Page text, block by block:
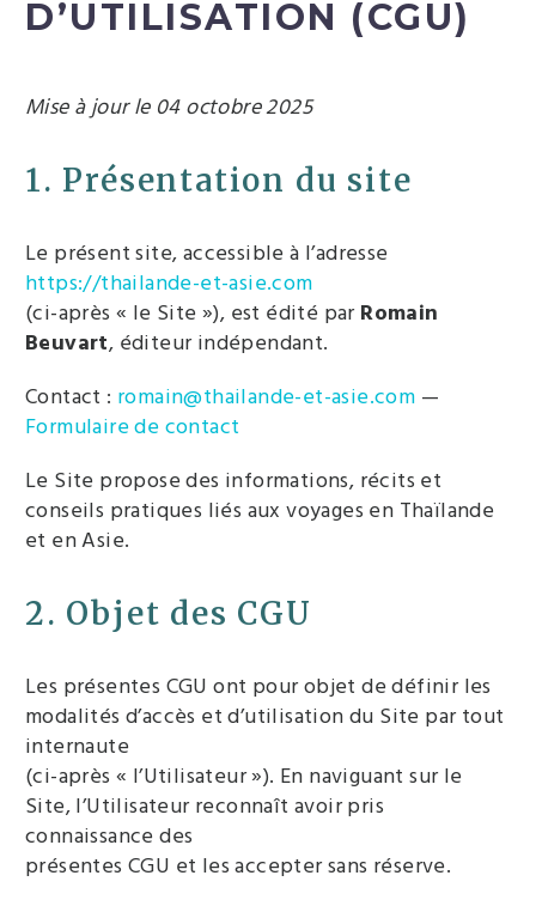
D’UTILISATION (CGU)
Mise à jour le 04 octobre 2025
1. Présentation du site
Le présent site, accessible à l’adresse
https://thailande-et-asie.com
(ci-après « le Site »), est édité par Romain
Beuvart, éditeur indépendant.
Contact : romain@thailande-et-asie.com —
Formulaire de contact
Le Site propose des informations, récits et
conseils pratiques liés aux voyages en Thaïlande
et en Asie.
2. Objet des CGU
Les présentes CGU ont pour objet de définir les
modalités d’accès et d’utilisation du Site par tout
internaute
(ci-après « l’Utilisateur »). En naviguant sur le
Site, l’Utilisateur reconnaît avoir pris
connaissance des
présentes CGU et les accepter sans réserve.